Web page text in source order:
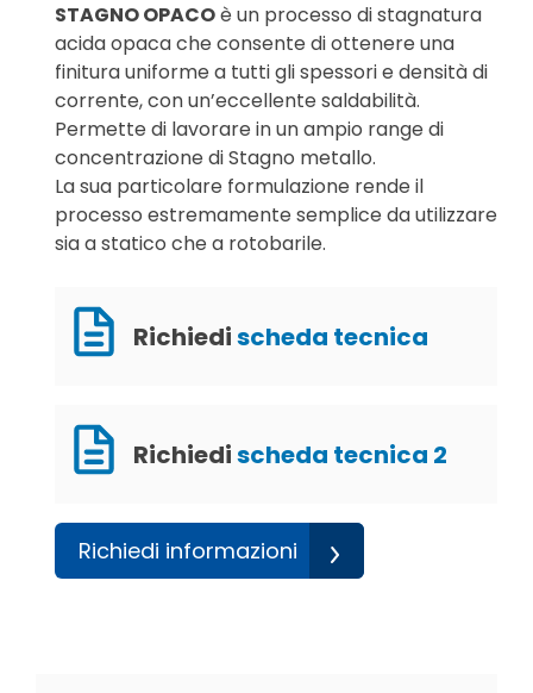
STAGNO OPACOè un processo di stagnatura
acida opaca che consente di ottenere una
finitura uniforme a tutti gli spessori e densità di
corrente, con un’eccellente saldabilità.
Permette di lavorare in un ampio range di
concentrazione di Stagno metallo.
La sua particolare formulazione rende il
processo estremamente semplice da utilizzare
sia a statico che a rotobarile.
Richiedischeda tecnica
Richiedischeda tecnica 2
Richiedi informazioni